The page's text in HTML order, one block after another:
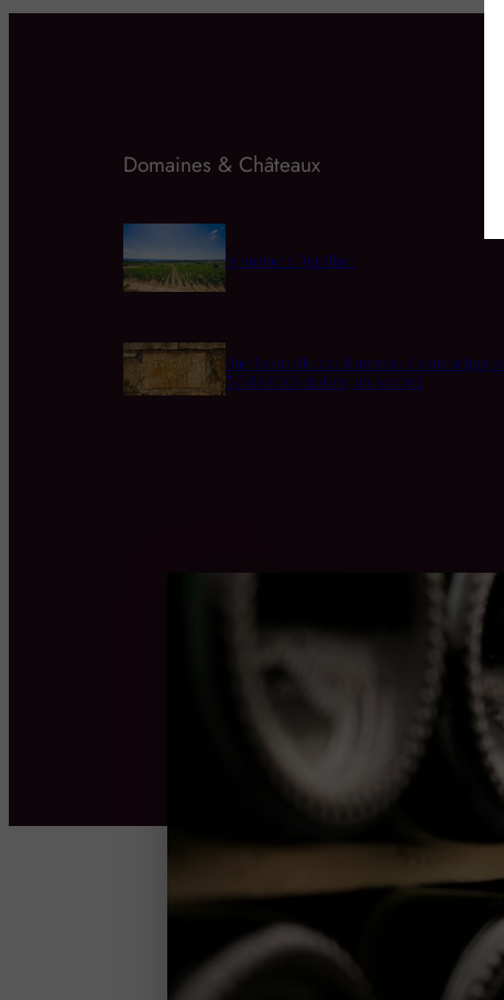
Domaines & Châteaux
Domaine d’Aupilhac
Une bouteille de Romanée-Conti adjugée
558.000 dollars, un record